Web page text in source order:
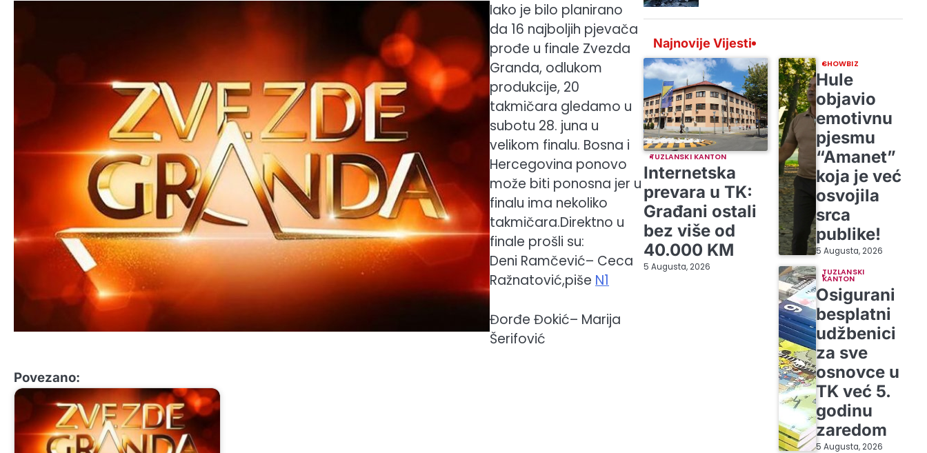
Iako je bilo planirano
da 16 najboljih pjevača
prođe u finale Zvezda
Granda, odlukom
produkcije, 20
takmičara gledamo u
subotu 28. juna u
velikom finalu. Bosna i
Hercegovina ponovo
može biti ponosna jer u
finalu ima nekoliko
takmičara.Direktno u
finale prošli su:
Deni Ramčević– Ceca
Ražnatović,piše N1
Đorđe Đokić– Marija
Šerifović
Povezano:
Najnovije Vijesti
TUZLANSKI KANTON
Internetska
prevara u TK:
Građani ostali
bez više od
40.000 KM
5 Augusta, 2026
SHOWBIZ
Hule
objavio
emotivnu
pjesmu
“Amanet”
koja je već
osvojila
srca
publike!
5 Augusta, 2026
TUZLANSKI
KANTON
Osigurani
besplatni
udžbenici
za sve
osnovce u
TK već 5.
godinu
zaredom
5 Augusta, 2026